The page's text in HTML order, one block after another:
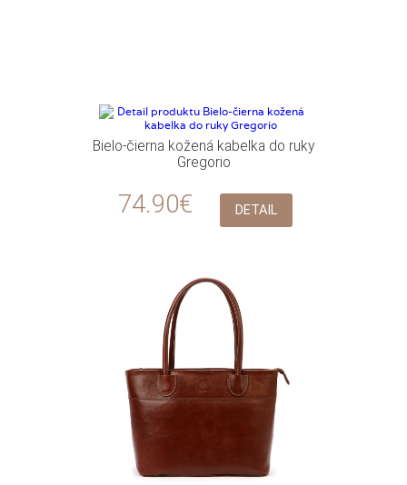
Bielo-čierna kožená kabelka do ruky
Gregorio
74.90€ DETAIL